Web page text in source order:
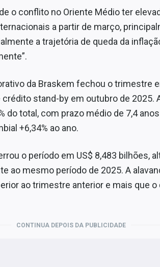
o conflito no Oriente Médio ter
a partir de março,
a trajetória de queda da
da Braskem fechou o trimestre
stand-by em outubro de 2025.
do total, com prazo médio de 7,4
+6,34% ao ano.
o período em US$ 8,483 bilhões,
ao mesmo período de 2025. A
ao trimestre anterior e mais que
CONTINUA DEPOIS DA PUBLICIDADE